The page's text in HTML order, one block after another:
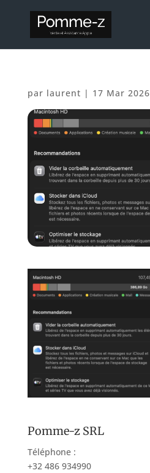
par laurent | 17 Mar 2026
Pomme-z SRL
Téléphone :
+32 486 934990